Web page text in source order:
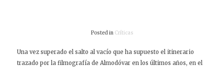
Posted in Críticas
Una vez superado el salto al vacío que ha supuesto el itinerario
trazado por la filmografía de Almodóvar en los últimos años, en el